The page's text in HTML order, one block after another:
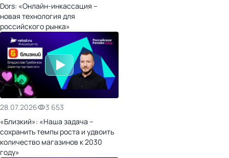
Dors: «Онлайн-инкассация –
новая технология для
российского рынка»
28.07.2026
3 653
«Близкий»: «Наша задача –
сохранить темпы роста и удвоить
количество магазинов к 2030
году»